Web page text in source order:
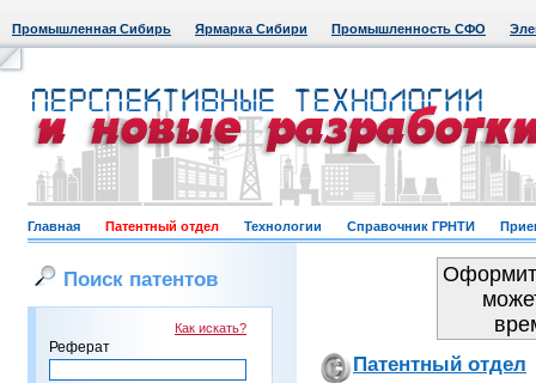
Промышленная Сибирь Ярмарка Сибири Промышленность СФО
Главная Патентный отдел Технологии Справочник ГРНТИ
Поиск патентов
Как искать?
Реферат
Патентный отдел